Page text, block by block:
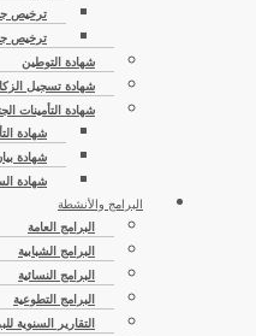
ترخيص
ترخيص
شهادة التوطين
شهادة تسجيل
شهادة التأمينات
شهادة
شهادة
شهادة
البرامج والأنشطة
البرامج العامة
البرامج الشبابية
البرامج النسائية
البرامج التطوعية
التقارير السنوية